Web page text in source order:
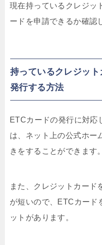
現在持っているクレジッ
ードを申請できるか確認
持っているクレジッ
発行する方法
ETCカードの発行に対応
は、ネット上の公式ホー
きをすることができます。
また、クレジットカード
が短いので、ETCカード
ットがあります。